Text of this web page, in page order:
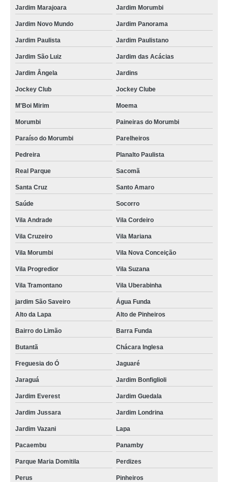
Jardim Marajoara Jardim Morumbi
Jardim Novo Mundo Jardim Panorama
Jardim Paulista Jardim Paulistano
Jardim São Luiz Jardim das Acácias
Jardim Ângela Jardins
Jockey Club Jockey Clube
M'Boi Mirim Moema
Morumbi Paineiras do Morumbi
Paraíso do Morumbi Parelheiros
Pedreira Planalto Paulista
Real Parque Sacomã
Santa Cruz Santo Amaro
Saúde Socorro
Vila Andrade Vila Cordeiro
Vila Cruzeiro Vila Mariana
Vila Morumbi Vila Nova Conceição
Vila Progredior Vila Suzana
Vila Tramontano Vila Uberabinha
jardim São Saveiro
Água Funda
Alto da Lapa
Alto de Pinheiros
Bairro do Limão Barra Funda
Butantã Chácara Inglesa
Freguesia do Ó Jaguaré
Jaraguá Jardim Bonfiglioli
Jardim Everest Jardim Guedala
Jardim Jussara Jardim Londrina
Jardim Vazani Lapa
Pacaembu Panamby
Parque Maria Domitila Perdizes
Perus Pinheiros